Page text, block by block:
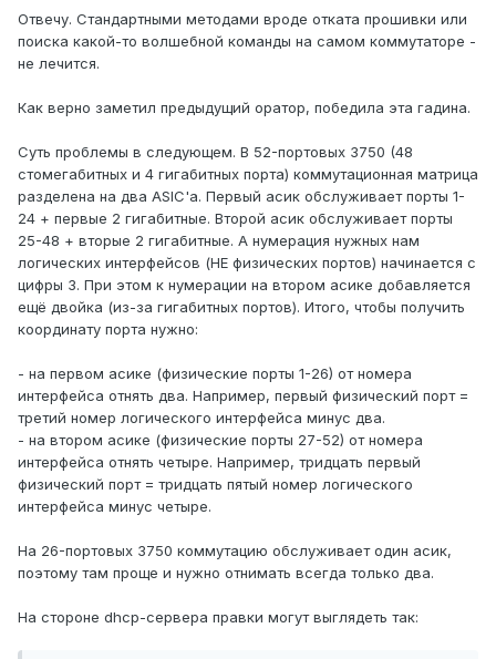
Отвечу. Стандартными методами вроде отката прошивки или
поиска какой-то волшебной команды на самом коммутаторе -
не лечится.
Как верно заметил предыдущий оратор, победила эта гадина.
Суть проблемы в следующем. В 52-портовых 3750 (48
стомегабитных и 4 гигабитных порта) коммутационная матрица
разделена на два ASIC'а. Первый асик обслуживает порты 1-
24 + первые 2 гигабитные. Второй асик обслуживает порты
25-48 + вторые 2 гигабитные. А нумерация нужных нам
логических интерфейсов (НЕ физических портов) начинается с
цифры 3. При этом к нумерации на втором асике добавляется
ещё двойка (из-за гигабитных портов). Итого, чтобы получить
координату порта нужно:
- на первом асике (физические порты 1-26) от номера
интерфейса отнять два. Например, первый физический порт =
третий номер логического интерфейса минус два.
- на втором асике (физические порты 27-52) от номера
интерфейса отнять четыре. Например, тридцать первый
физический порт = тридцать пятый номер логического
интерфейса минус четыре.
На 26-портовых 3750 коммутацию обслуживает один асик,
поэтому там проще и нужно отнимать всегда только два.
На стороне dhcp-сервера правки могут выглядеть так: